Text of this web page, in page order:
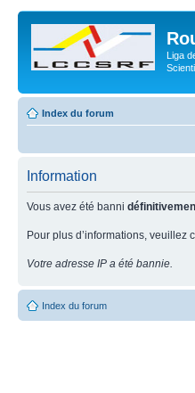
Liga
Index du forum
Information
Vous avez été banni
Pour plus d’informations, veuillez
Votre adresse IP a été bannie.
Index du forum